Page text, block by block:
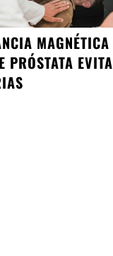
PRÓSTATA